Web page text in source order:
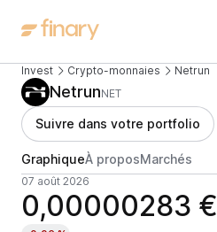
Invest Crypto-monnaies Netrun
NetrunNET
Suivre dans votre portfolio
GraphiqueÀ proposMarchés
07 août 2026
0,00000283 €